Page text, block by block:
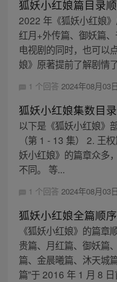
狐妖小红娘篇目录
2022 年《狐妖小红娘》
红月+外传篇、御妖篇
电视剧的同时，也可以
娘》原著提前了解剧情了
1 个回答 2024年08月03
狐妖小红娘集数目录
以下是《狐妖小红娘》
（第 1 - 13 集） 2. 王
妖小红娘》的篇章众多
不同。 等...
1 个回答 2024年08月03
狐妖小红娘全篇顺
《狐妖小红娘》的篇章
贵篇、月红篇、御妖篇
篇、金晨曦篇、沐天城
篇”于 2016 年 1 月 8 日